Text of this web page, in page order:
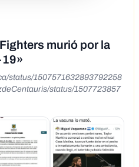
murió por la
status/1507571632893792258
status/1507723857